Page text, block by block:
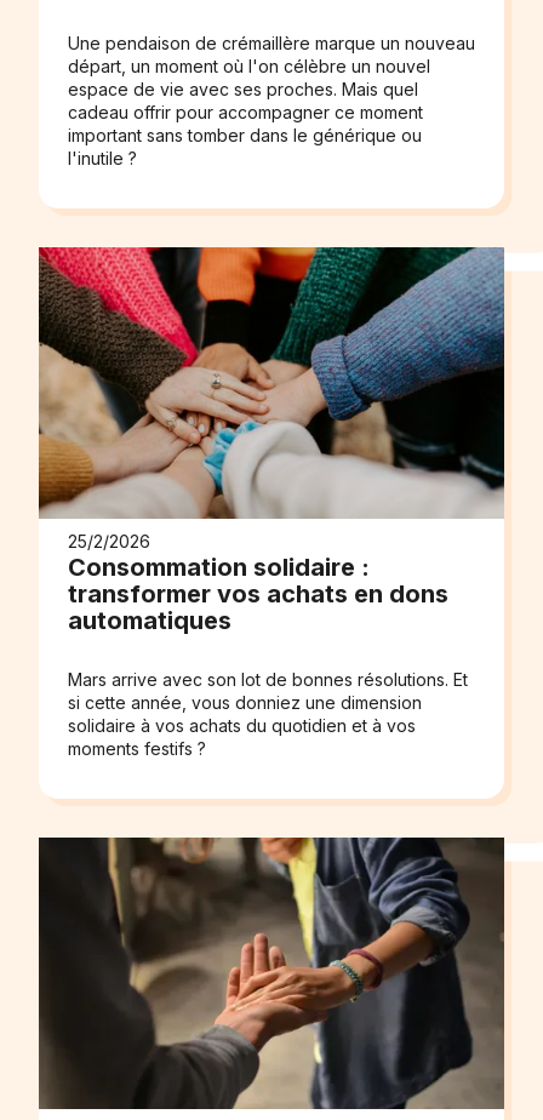
Une pendaison de crémaillère marque un nouveau
départ, un moment où l'on célèbre un nouvel
espace de vie avec ses proches. Mais quel
cadeau offrir pour accompagner ce moment
important sans tomber dans le générique ou
l'inutile ?
25/2/2026
Consommation solidaire :
transformer vos achats en dons
automatiques
Mars arrive avec son lot de bonnes résolutions. Et
si cette année, vous donniez une dimension
solidaire à vos achats du quotidien et à vos
moments festifs ?